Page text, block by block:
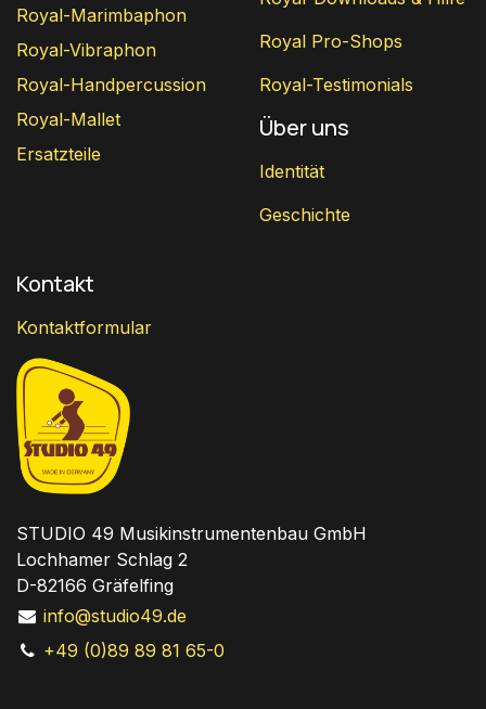
Royal-Marimbaphon
Royal-Vibraphon
Royal-Handpercussion
Royal-Mallet
Ersatzteile
Royal Pro-Shops
Royal-Testimonials
Über uns
Identität
Geschichte
Kontakt
Kontaktformular
STUDIO 49 Musikinstrumentenbau GmbH
Lochhamer Schlag 2
D-82166 Gräfelfing
info@studio49.de
+49 (0)89 89 81 65-0